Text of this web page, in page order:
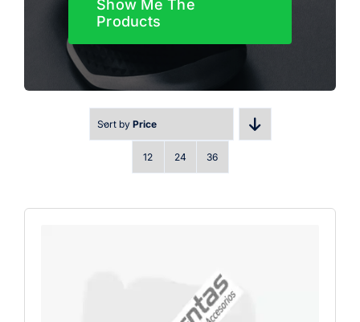
Show Me The
Products
Sort by Price
12 24 36